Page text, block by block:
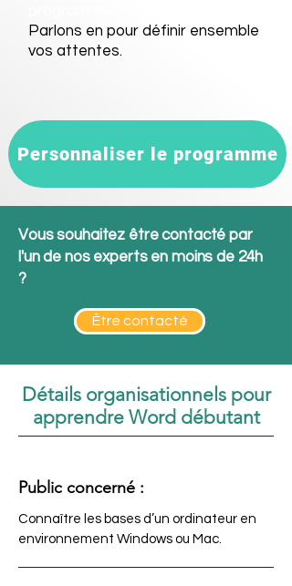
Parlons en pour définir ensemble
vos attentes.
Personnaliser le programme
Vous souhaitez être contacté par
l'un de nos experts en moins de 24h
?
Être contacté
Détails organisationnels pour
apprendre Word débutant
Public concerné :
Connaître les bases d’un ordinateur en
environnement Windows ou Mac.